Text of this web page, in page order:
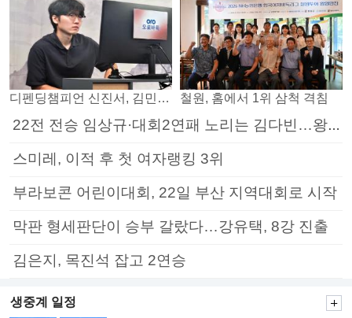
디펜딩챔피언 신진서, 김민석 꺾고 8강으로 철원, 홈에서 1위 삼척 격침
22전 전승 임상규·대회2연패 노리는 김다빈…왕중왕전 16강 7일부터
스미레, 이적 후 첫 여자랭킹 3위
부라보콘 어린이대회, 22일 부산 지역대회로 시작
막판 형세판단이 승부 갈랐다…강유택, 8강 진출
김은지, 목진석 잡고 2연승
생중계 일정